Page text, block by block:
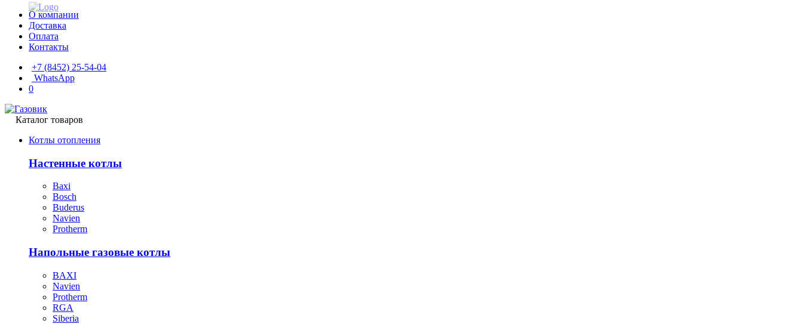
О компании
Доставка
Оплата
Контакты
+7 (8452) 25-54-04
WhatsApp
0
Каталог товаров
Котлы отопления
Настенные котлы
Baxi
Bosch
Buderus
Navien
Protherm
Напольные газовые котлы
BAXI
Navien
Protherm
RGA
Siberia